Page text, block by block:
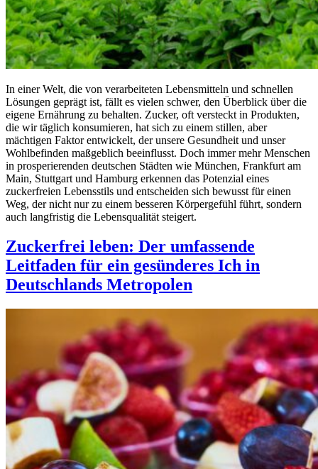
In einer Welt, die von verarbeiteten Lebensmitteln und schnellen
Lösungen geprägt ist, fällt es vielen schwer, den Überblick über die
eigene Ernährung zu behalten. Zucker, oft versteckt in Produkten,
die wir täglich konsumieren, hat sich zu einem stillen, aber
mächtigen Faktor entwickelt, der unsere Gesundheit und unser
Wohlbefinden maßgeblich beeinflusst. Doch immer mehr Menschen
in prosperierenden deutschen Städten wie München, Frankfurt am
Main, Stuttgart und Hamburg erkennen das Potenzial eines
zuckerfreien Lebensstils und entscheiden sich bewusst für einen
Weg, der nicht nur zu einem besseren Körpergefühl führt, sondern
auch langfristig die Lebensqualität steigert.
Zuckerfrei leben: Der umfassende
Leitfaden für ein gesünderes Ich in
Deutschlands Metropolen